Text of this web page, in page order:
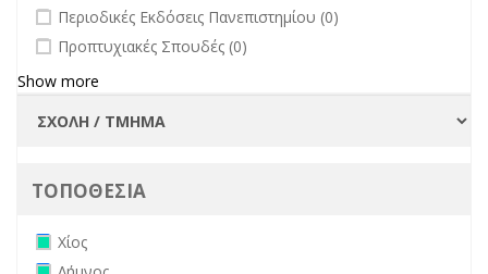
undefined
Περιοδικές Εκδόσεις Πανεπιστημίου (0)
undefined
Προπτυχιακές Σπουδές (0)
Show more
ΤΟΠΟΘΕΣΙΑ
Remove Χίος filter
Χίος
Remove Λήμνος filter